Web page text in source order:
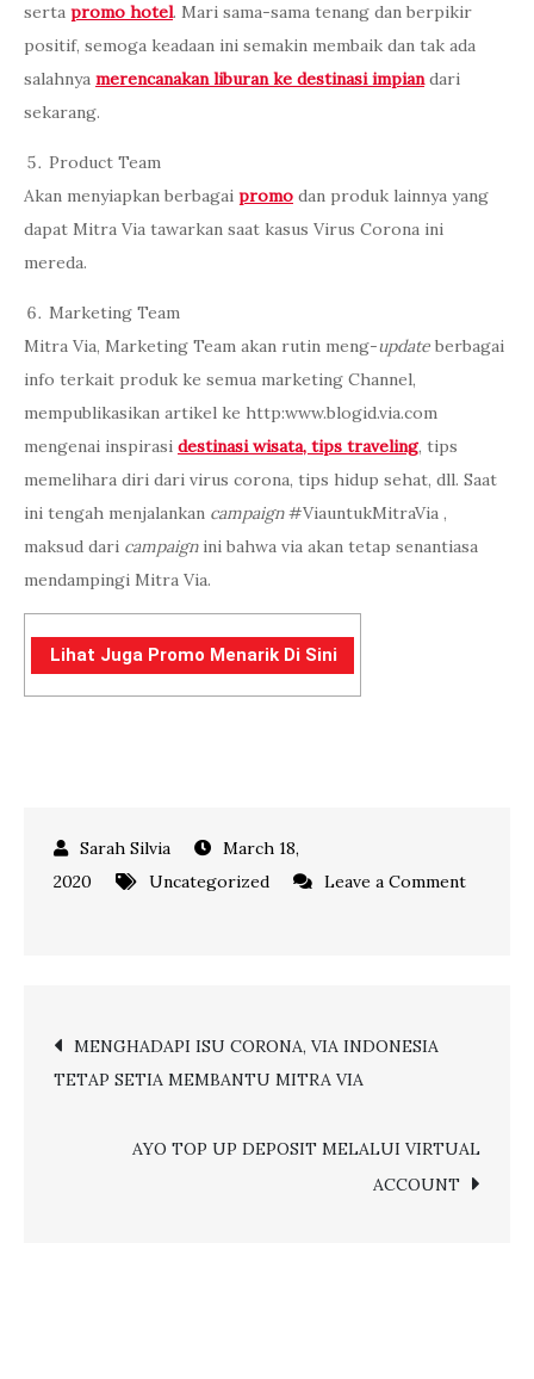
serta promo hotel. Mari sama-sama tenang dan berpikir
positif, semoga keadaan ini semakin membaik dan tak ada
salahnya merencanakan liburan ke destinasi impiandari
sekarang.
Product Team
Akan menyiapkan berbagai promo dan produk lainnya yang
dapat Mitra Via tawarkan saat kasus Virus Corona ini
mereda.
Marketing Team
Mitra Via, Marketing Team akan rutin meng-update berbagai
info terkait produk ke semua marketing Channel,
mempublikasikan artikel ke http:www.blogid.via.com
mengenai inspirasi destinasi wisata, tips traveling, tips
memelihara diri dari virus corona, tips hidup sehat, dll. Saat
ini tengah menjalankan campaign#ViauntukMitraVia ,
maksud dari campaignini bahwa via akan tetap senantiasa
mendampingi Mitra Via.
Lihat Juga Promo Menarik Di Sini
March 18,
2020
Uncategorized
Leave a Comment
VIA
INDONESIA
Post
MENGHADAPI ISU CORONA, VIA INDONESIA
TETAP SETIA MEMBANTU MITRA VIA
AYO TOP UP DEPOSIT MELALUI VIRTUAL
ACCOUNT